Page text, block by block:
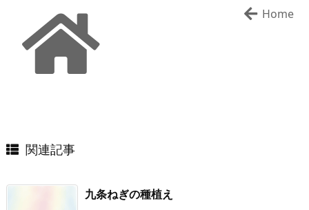
Home
関連記事
九条ねぎの種植え